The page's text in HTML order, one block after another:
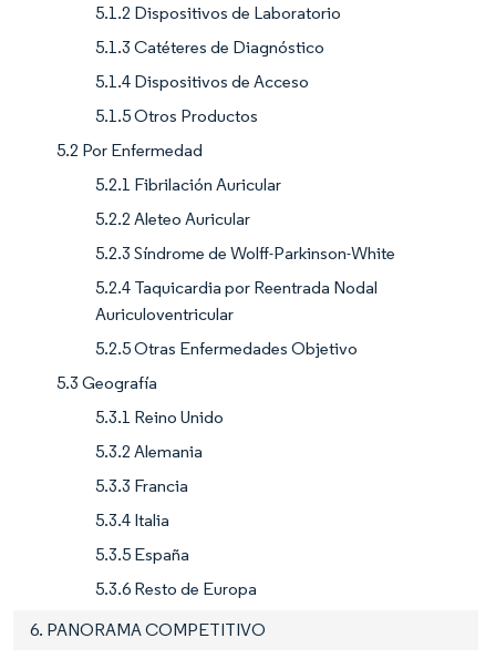
5.1.2 Dispositivos de Laboratorio
5.1.3 Catéteres de Diagnóstico
5.1.4 Dispositivos de Acceso
5.1.5 Otros Productos
5.2 Por Enfermedad
5.2.1 Fibrilación Auricular
5.2.2 Aleteo Auricular
5.2.3 Síndrome de Wolff-Parkinson-White
5.2.4 Taquicardia por Reentrada Nodal
Auriculoventricular
5.2.5 Otras Enfermedades Objetivo
5.3 Geografía
5.3.1 Reino Unido
5.3.2 Alemania
5.3.3 Francia
5.3.4 Italia
5.3.5 España
5.3.6 Resto de Europa
6. PANORAMA COMPETITIVO